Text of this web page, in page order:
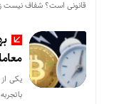
قانونی است؟ شفاف
یکی